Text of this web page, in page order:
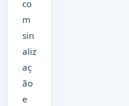
co
m
sin
aliz
aç
ão
e